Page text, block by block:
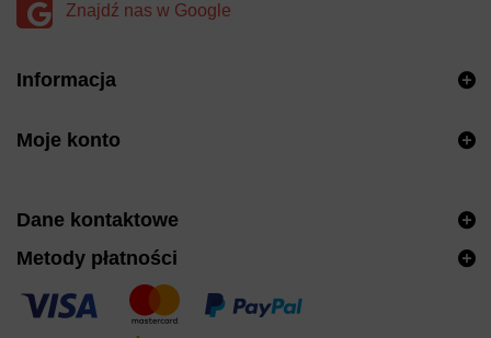
Znajdź nas w Google
Informacja
Moje konto
Dane kontaktowe
Metody płatności